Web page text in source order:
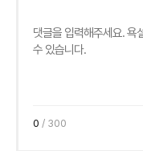
0 / 300